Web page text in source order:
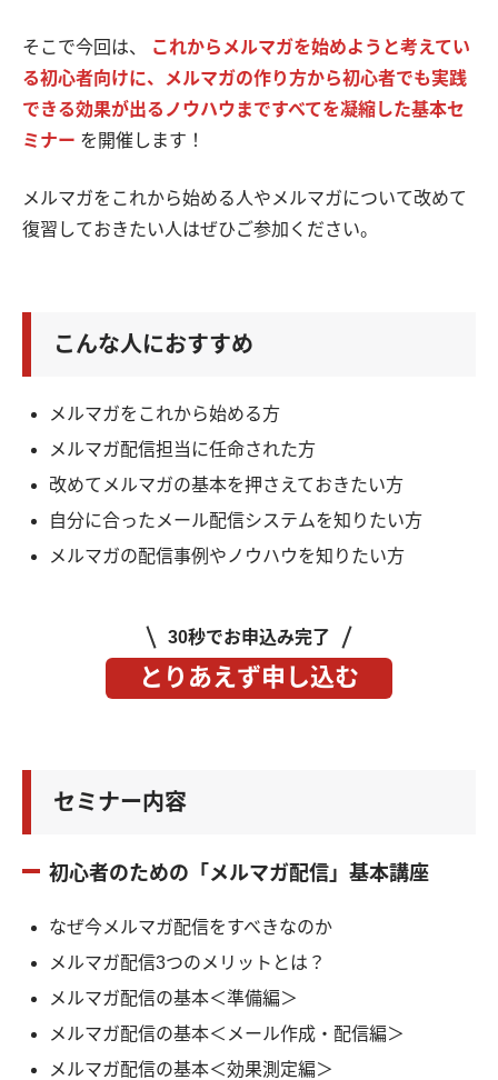
そこで今回は、
これからメルマガを始めようと考えてい
る初心者向けに、メルマガの作り方から初心者でも実践
できる効果が出るノウハウまですべてを凝縮した基本セ
ミナー を開催します！
メルマガをこれから始める人やメルマガについて改めて
復習しておきたい人はぜひご参加ください。
こんな人におすすめ
メルマガをこれから始める方
メルマガ配信担当に任命された方
改めてメルマガの基本を押さえておきたい方
自分に合ったメール配信システムを知りたい方
メルマガの配信事例やノウハウを知りたい方
30秒でお申込み完了
とりあえず申し込む
セミナー内容
初心者のための「メルマガ配信」基本講座
なぜ今メルマガ配信をすべきなのか
メルマガ配信3つのメリットとは？
メルマガ配信の基本＜準備編＞
メルマガ配信の基本＜メール作成・配信編＞
メルマガ配信の基本＜効果測定編＞